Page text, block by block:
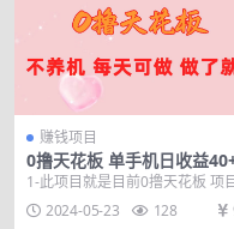
赚钱项目
0撸天花板 单手机日收益
台80+ 单人可操作10台 做
有 长期稳定
1-此项目就是目前0撸天花板 项
方对接广告公司 下载专属app进行
广告点击赚取...
2024-05-23 128